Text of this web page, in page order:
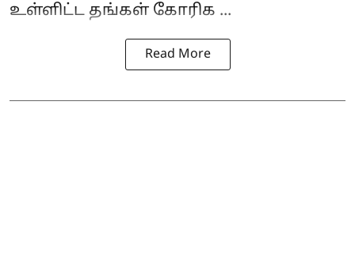
உள்ளிட்ட தங்கள் கோரிக ...
Read More